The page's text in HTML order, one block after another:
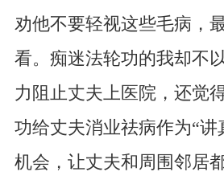
劝他不要轻视这些毛病，
看。痴迷法轮功的我却不
力阻止丈夫上医院，还觉
功给丈夫消业祛病作为“讲
机会，让丈夫和周围邻居